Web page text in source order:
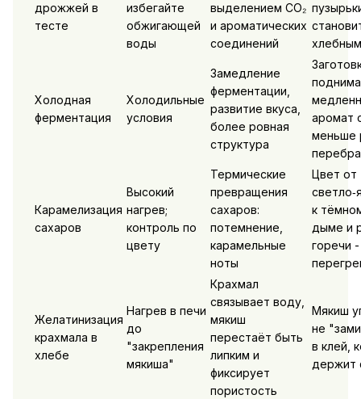
дрожжей в
тесте
избегайте
обжигающей
воды
выделением CO₂
и ароматических
соединений
хлебным
Холодная
ферментация
Холодильные
условия
Замедление
ферментации,
развитие вкуса,
более ровная
структура
аромат
меньше
Карамелизация
сахаров
Высокий
нагрев;
контроль по
цвету
Термические
превращения
сахаров:
потемнение,
карамельные
ноты
Цвет от
к
дыме и
горечи -
Желатинизация
крахмала в
хлебе
Нагрев в печи
до
"закрепления
мякиша"
Крахмал
связывает воду,
мякиш
перестаёт быть
липким и
фиксирует
пористость
Мякиш
не
в клей,
держит